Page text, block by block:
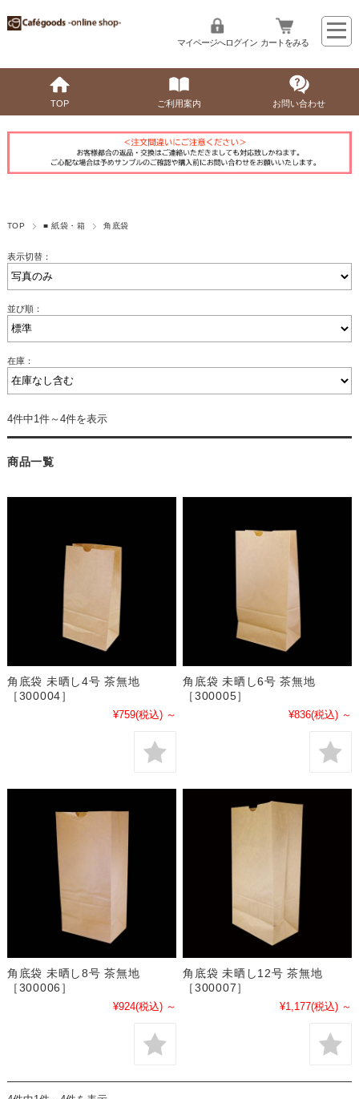
マイページへログイン カートをみる
TOP ご利用案内 お問い合わせ
TOP ■ 紙袋・箱 角底袋
表示切替：
並び順：
在庫：
4件中1件～4件を表示
商品一覧
角底袋 未晒し4号 茶無地
［300004］
¥759(税込) ～
角底袋 未晒し6号 茶無地
［300005］
¥836(税込) ～
角底袋 未晒し8号 茶無地
［300006］
¥924(税込) ～
角底袋 未晒し12号 茶無地
［300007］
¥1,177(税込) ～